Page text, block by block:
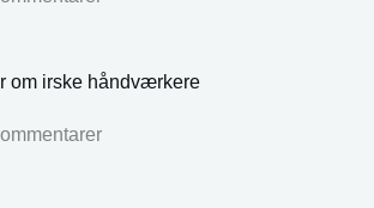
om irske håndværkere